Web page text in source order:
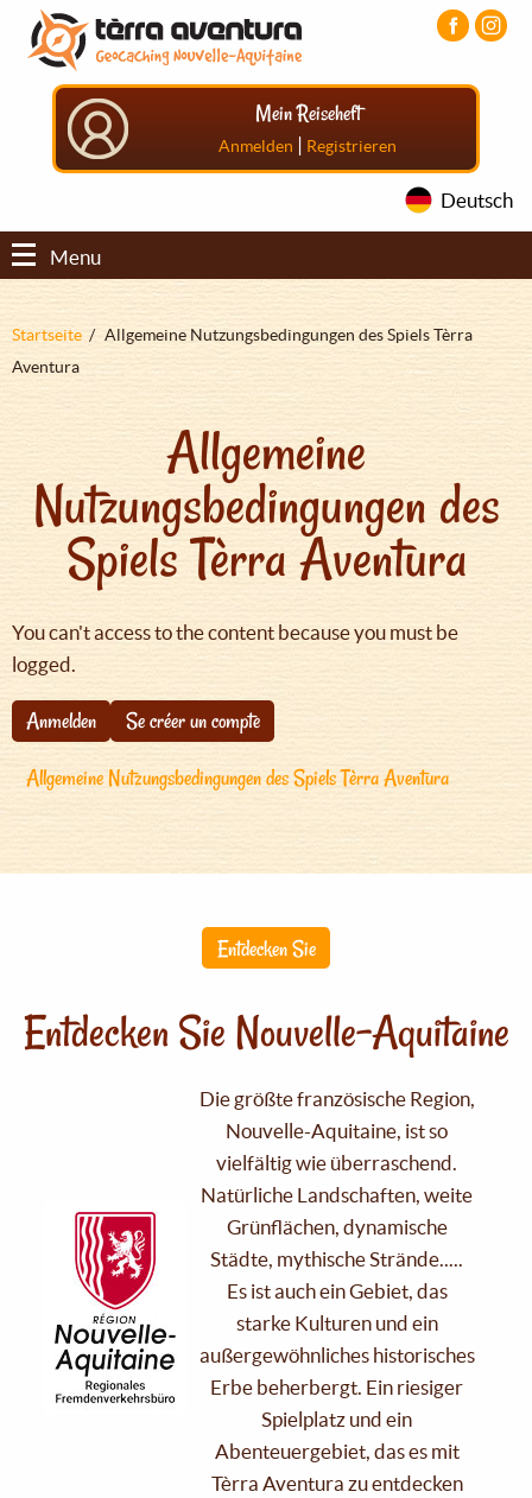
Direkt
zum
Inhalt
Aller
menu
principal
Aller
pied
Mein Reiseheft
Anmelden | Registrieren
Deutsch
Menu
Pfadnavigation
Startseite
Allgemeine Nutzungsbedingungen des Spiels Tèrra
Aventura
Allgemeine
Nutzungsbedingungen des
Spiels Tèrra Aventura
You can't access to the content because you must be
logged.
Anmelden
Se créer un compte
Allgemeine Nutzungsbedingungen des Spiels Tèrra Aventura
Entdecken Sie
Entdecken Sie Nouvelle-Aquitaine
Die größte französische Region,
Nouvelle-Aquitaine, ist so
vielfältig wie überraschend.
Natürliche Landschaften, weite
Grünflächen, dynamische
Städte, mythische Strände.....
Es ist auch ein Gebiet, das
starke Kulturen und ein
außergewöhnliches historisches
Erbe beherbergt. Ein riesiger
Spielplatz und ein
Abenteuergebiet, das es mit
Tèrra Aventura zu entdecken